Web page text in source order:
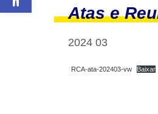
Atas e
2024 03
RCA-ata-202403-vw Baixar